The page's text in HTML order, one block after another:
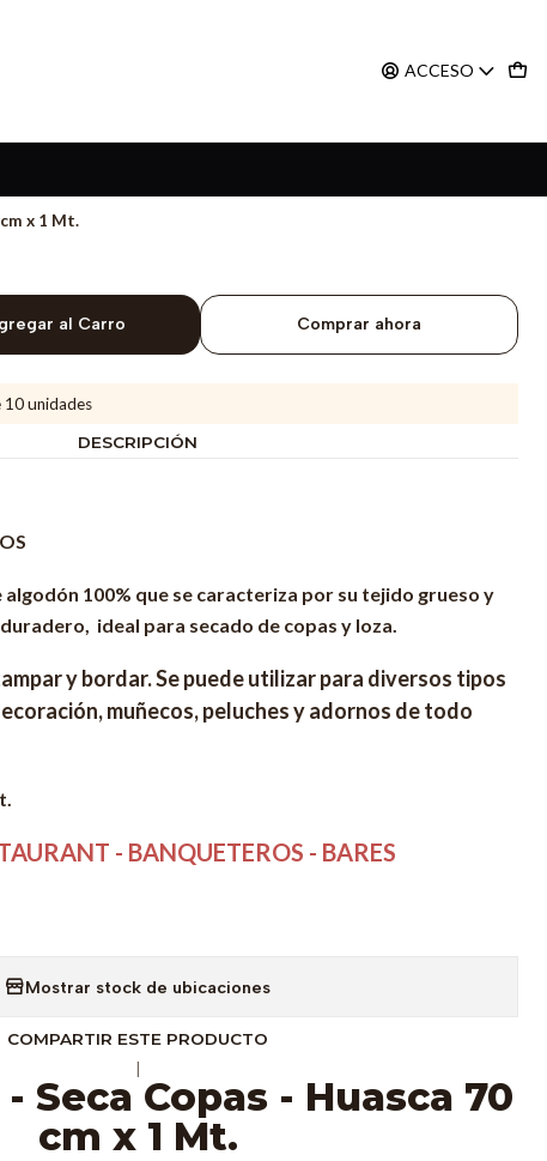
ACCESO
x 1 Mt.
al Carro Comprar ahora
10 unidades
DESCRIPCIÓN
algodón 100% que se caracteriza por su tejido grueso y
ideal para secado de copas y loza.
y bordar. Se puede utilizar para diversos tipos
muñecos, peluches y adornos de todo
- BANQUETEROS - BARES
Mostrar stock de ubicaciones
COMPARTIR ESTE PRODUCTO
Seca Copas - Huasca 70
cm x 1 Mt.